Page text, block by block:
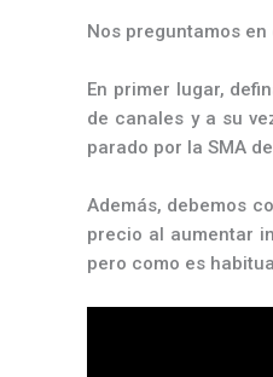
Nos preguntamos
En primer lugar,
de canales y a su
parado por la SMA
Además, debemos
precio al aumentar
pero como es